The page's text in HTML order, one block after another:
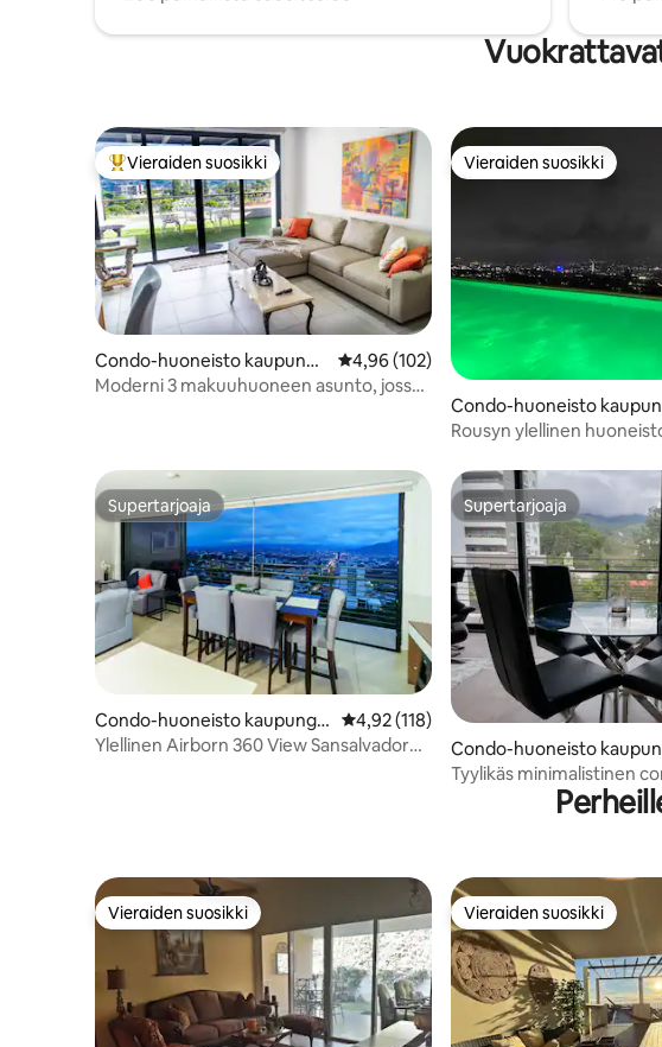
Vieraiden suosikkien parhaimmistoa
Vieraiden suosikki
Condo-huoneisto kaupungis
sa San Salvador
Keskimääräinen arvio 4,96/5, 102
4,96 (102)
Moderni 3 makuuhuoneen asunto, jossa
Vieraiden suosikki
Vieraiden suosikki
Condo-huoneisto
sa San Salvador
Rousyn ylellinen
Supertarjoaja
Supertarjoaja
Condo-huoneisto kaupungis
sa San Salvador
Keskimääräinen arvio 4,92/5, 118
4,92 (118)
Ylellinen Airborn 360 View Sansalvador
Supertarjoaja
Supertarjoaja
Condo-huoneisto
sa San Salvador
Tyylikäs minimalistinen
Vieraiden suosikki
Vieraiden suosikki Vieraiden suosikki
Vieraiden suosikki